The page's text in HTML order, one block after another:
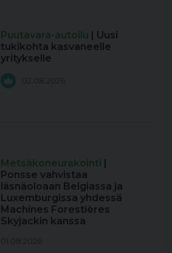
Puutavara-autoilu | Uusi
tukikohta kasvaneelle
yritykselle
02.08.2026
Metsäkoneurakointi |
Ponsse vahvistaa
läsnäoloaan Belgiassa ja
Luxemburgissa yhdessä
Machines Forestières
Skyjackin kanssa
01.08.2026